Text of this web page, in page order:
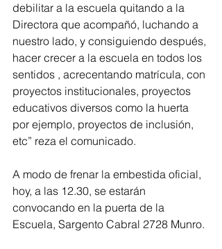
debilitar a la escuela quitando a la
Directora que acompañó, luchando a
nuestro lado, y consiguiendo después,
hacer crecer a la escuela en todos los
sentidos , acrecentando matrícula, con
proyectos institucionales, proyectos
educativos diversos como la huerta
por ejemplo, proyectos de inclusión,
etc” reza el comunicado.
A modo de frenar la embestida oficial,
hoy, a las 12.30, se estarán
convocando en la puerta de la
Escuela, Sargento Cabral 2728 Munro.